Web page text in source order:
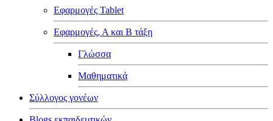
Εφαρμογές Tablet
Εφαρμογές, Α και Β τάξη
Γλώσσα
Μαθηματικά
Σύλλογος γονέων